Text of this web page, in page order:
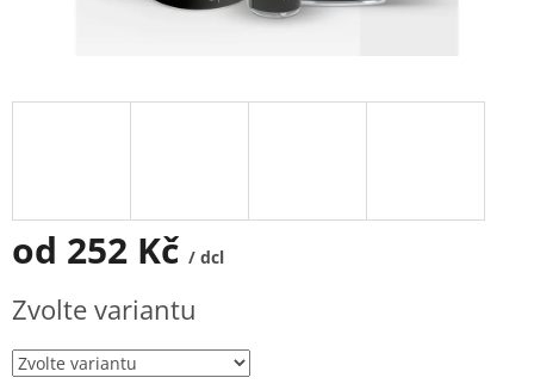
od 252 Kč / dcl
cena:
Zvolte variantu